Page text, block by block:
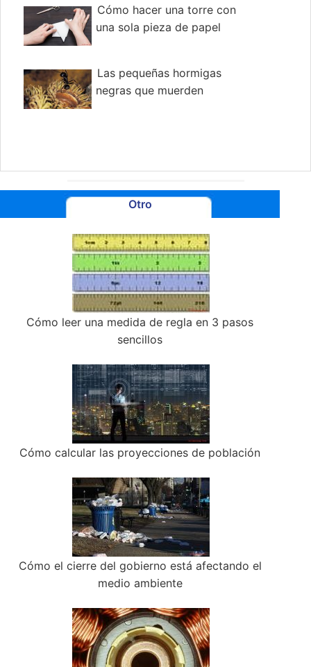
Cómo hacer una torre con
una sola pieza de papel
Las pequeñas hormigas
negras que muerden
Otro
Cómo leer una medida de regla en 3 pasos
sencillos
Cómo calcular las proyecciones de población
Cómo el cierre del gobierno está afectando el
medio ambiente